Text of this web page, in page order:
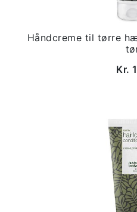
Håndcreme til tørre
Kr.